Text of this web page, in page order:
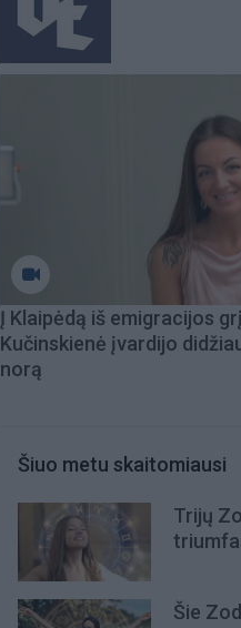
Į Klaipėdą iš emigracijos
Kučinskienė įvardijo
norą
Šiuo metu skaitomiausi
Trijų
Šie